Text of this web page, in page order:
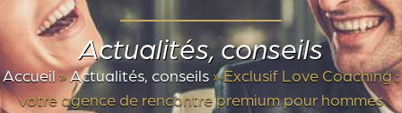
Actualités, conseils
Accueil »Actualités, conseils »Exclusif Love Coaching :
votre agence de rencontre premium pour hommes